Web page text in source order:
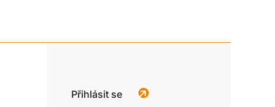
Přihlásit se